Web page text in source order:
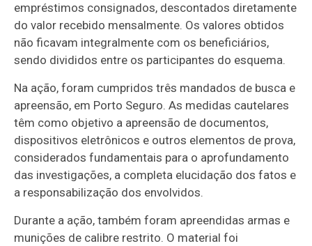
empréstimos consignados, descontados diretamente
do valor recebido mensalmente. Os valores obtidos
não ficavam integralmente com os beneficiários,
sendo divididos entre os participantes do esquema.
Na ação, foram cumpridos três mandados de busca e
apreensão, em Porto Seguro. As medidas cautelares
têm como objetivo a apreensão de documentos,
dispositivos eletrônicos e outros elementos de prova,
considerados fundamentais para o aprofundamento
das investigações, a completa elucidação dos fatos e
a responsabilização dos envolvidos.
Durante a ação, também foram apreendidas armas e
munições de calibre restrito. O material foi